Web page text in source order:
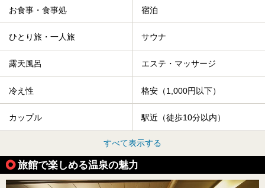
お食事・食事処 宿泊
ひとり旅・一人旅 サウナ
露天風呂 エステ・マッサージ
冷え性 格安（1,000円以下）
カップル 駅近（徒歩10分以内）
すべて表示する
旅館で楽しめる温泉の魅力